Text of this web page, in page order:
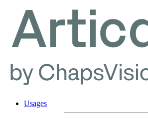
Usages